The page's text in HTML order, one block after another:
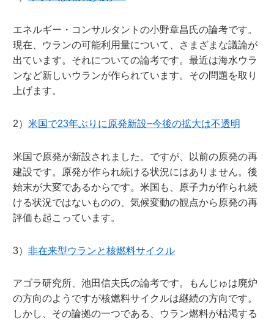
エネルギー・コンサルタントの小野章昌氏の論考です。
現在、ウランの可能利用量について、さまざまな議論が
出ています。それについての論考です。最近は海水ウラ
ンなど新しいウランが作られています。その問題を取り
上げます。
2） 米国で23年ぶりに原発新設−今後の拡大は不透明
米国で原発が新設されました。ですが、以前の原発の再
建設です。原発が作られ続ける状況にはありません。後
始末が大変であるからです。米国も、原子力が作られ続
ける状況ではないものの、気候変動の観点から原発の再
評価も起こっています。
3） 非在来型ウランと核燃料サイクル
アゴラ研究所、池田信夫氏の論考です。もんじゅは廃炉
の方向のようですが核燃料サイクルは継続の方向です。
しかし、その論拠の一つである、ウラン燃料が枯渇する